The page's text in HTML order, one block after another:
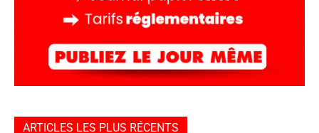
ARTICLES LES PLUS RÉCENTS